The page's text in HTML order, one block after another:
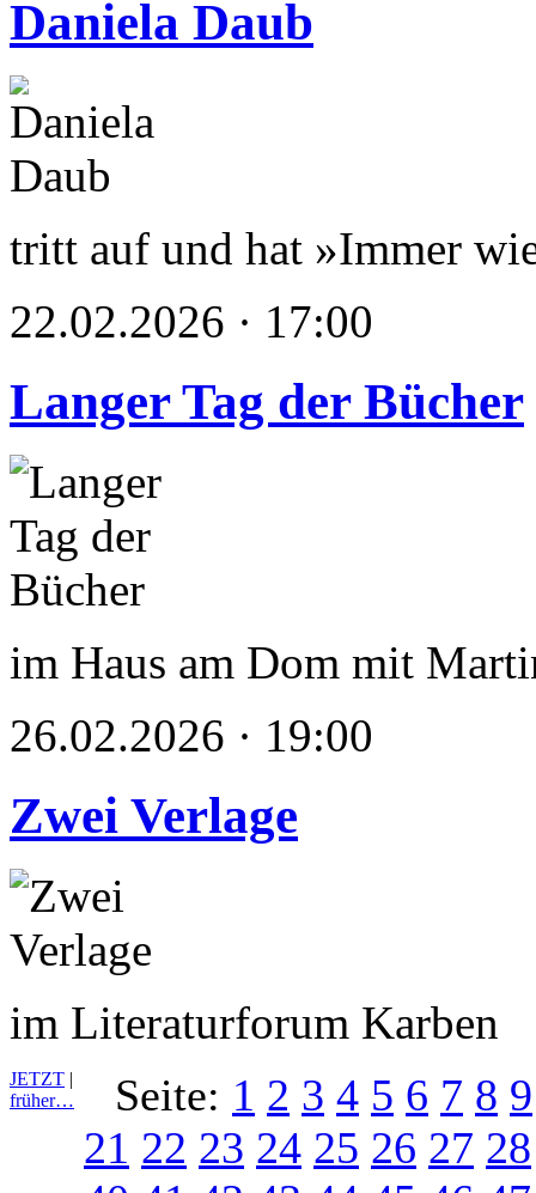
Daniela Daub
tritt auf und hat »Immer
22.02.2026 · 17:00
Langer Tag der Bücher
im Haus am Dom mit
26.02.2026 · 19:00
Zwei Verlage
im Literaturforum Karben
JETZT |
früher…
Seite: 1 2 3 4 5 6 7 8 9
21 22 23 24 25 26 27 28